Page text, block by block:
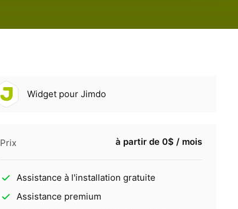
Widget pour Jimdo
Prix à partir de 0$ / mois
Assistance à l'installation gratuite
Assistance premium